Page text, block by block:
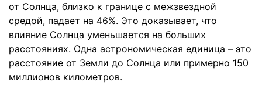
от Солнца, близко к границе с межзвездной
средой, падает на 46%. Это доказывает, что
влияние Солнца уменьшается на больших
расстояниях. Одна астрономическая единица – это
расстояние от Земли до Солнца или примерно 150
миллионов километров.